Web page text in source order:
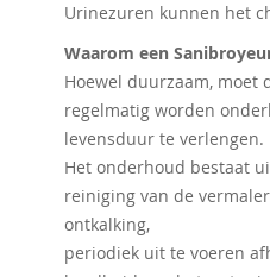
Urinezuren kunnen het
Waarom een
Hoewel duurzaam, moet
regelmatig worden
levensduur te verlengen.
Het onderhoud bestaat
reiniging van de
ontkalking,
periodiek uit te voeren